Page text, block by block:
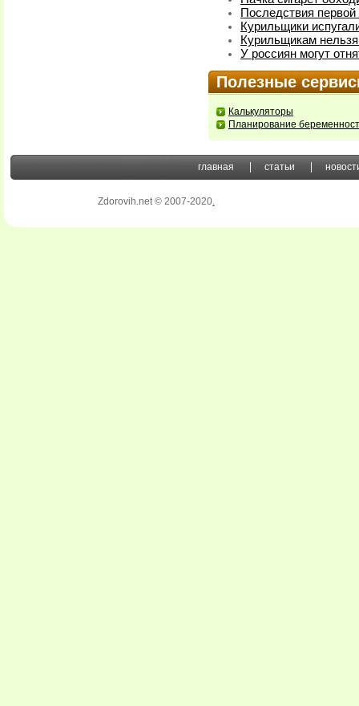
Последствия первой
Курильщики
Курильщикам
У россиян могут
Полезные
Калькуляторы
Планирование
главная статьи
Zdorovih.net © 2007-2020